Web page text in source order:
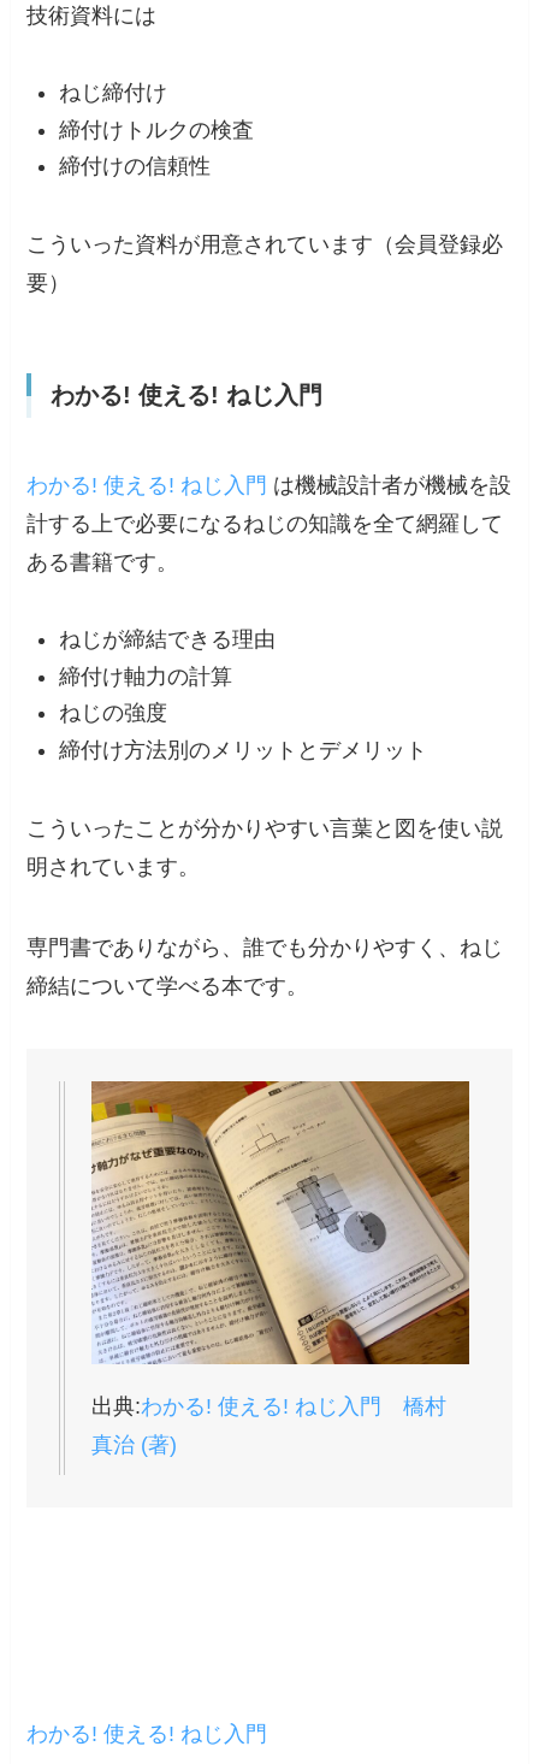
技術資料には
ねじ締付け
締付けトルクの検査
締付けの信頼性
こういった資料が用意されています（会員登録必
要）
わかる! 使える! ねじ入門
わかる! 使える! ねじ入門 は機械設計者が機械を設
計する上で必要になるねじの知識を全て網羅して
ある書籍です。
ねじが締結できる理由
締付け軸力の計算
ねじの強度
締付け方法別のメリットとデメリット
こういったことが分かりやすい言葉と図を使い説
明されています。
専門書でありながら、誰でも分かりやすく、ねじ
締結について学べる本です。
出典:わかる! 使える! ねじ入門橋村
真治 (著)
わかる! 使える! ねじ入門